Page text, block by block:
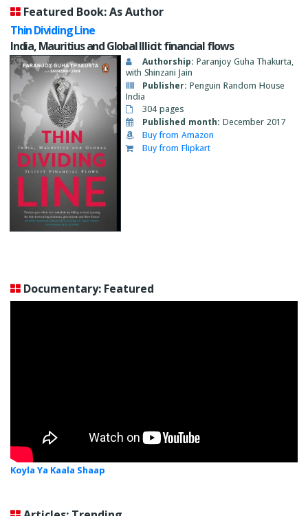
Featured Book: As Author
Thin Dividing Line
India, Mauritius and Global Illicit financial flows
Authorship: Paranjoy Guha Thakurta,
with Shinzani Jain
Publisher: Penguin Random House
India
304 pages
Published month: December 2017
Buy from Amazon
Buy from Flipkart
Documentary: Featured
Koyla Ya Kaala Shaap